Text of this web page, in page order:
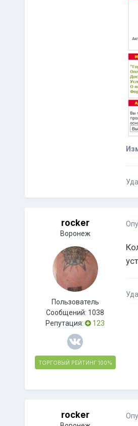
rocker
Воронеж
Пользователь
Сообщений: 1038
Репутация:
123
ТОРГОВЫЙ РЕЙТИНГ 100%
rocker